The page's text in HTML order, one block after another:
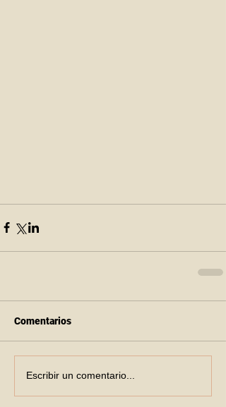
Comentarios
Escribir un comentario...